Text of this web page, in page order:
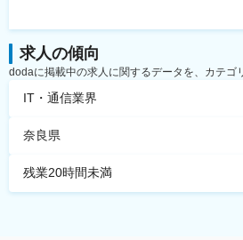
求人の傾向
dodaに掲載中の求人に関するデータを、カテゴ
IT・通信業界
奈良県
残業20時間未満